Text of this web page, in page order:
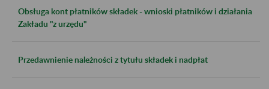
Obsługa kont płatników składek - wnioski płatników i działania
Zakładu "z urzędu"
Przedawnienie należności z tytułu składek i nadpłat